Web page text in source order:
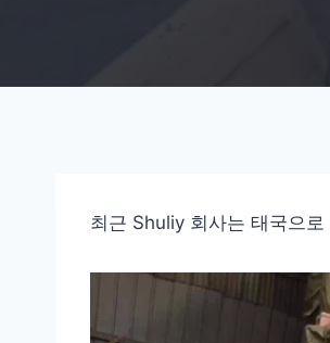
최근 Shuliy 회사는 태국으로